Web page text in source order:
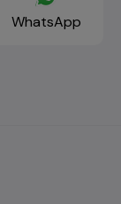
WhatsApp